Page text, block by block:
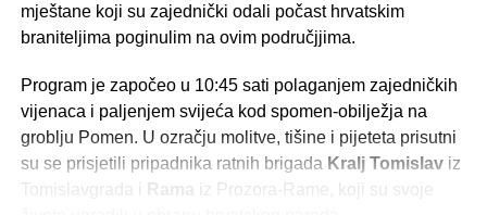
mještane koji su zajednički odali počast hrvatskim
braniteljima poginulim na ovim područjjima.
Program je započeo u 10:45 sati polaganjem zajedničkih
vijenaca i paljenjem svijeća kod spomen-obilježja na
groblju Pomen. U ozračju molitve, tišine i pijeteta prisutni
su se prisjetili pripadnika ratnih brigada Kralj Tomislaviz
Tomislavgrada i Rama
iz Prozora-Rame, koji su svoje